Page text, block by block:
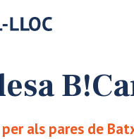
als pares de